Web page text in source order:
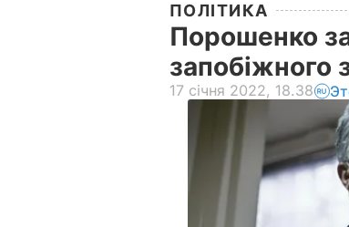
ПОЛІТИКА
Порошенко
запобіжного
17 січня 2022, 18.38